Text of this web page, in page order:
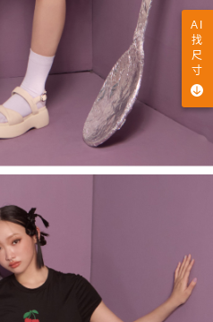
AI
找
尺
寸